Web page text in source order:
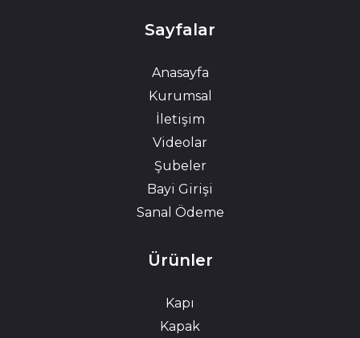
Sayfalar
Anasayfa
Kurumsal
İletişim
Videolar
Şubeler
Bayi Girişi
Sanal Ödeme
Ürünler
Kapı
Kapak